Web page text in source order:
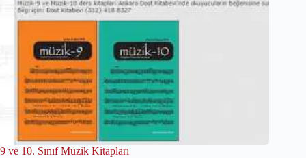
9 ve 10. Sınıf Müzik Kitapları